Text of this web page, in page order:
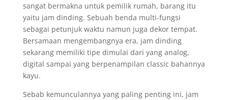
sangat bermakna untuk pemilik rumah, barang itu
yaitu jam dinding. Sebuah benda multi-fungsi
sebagai petunjuk waktu namun juga dekor tempat.
Bersamaan mengembangnya era, jam dinding
sekarang memiliki tipe dimulai dari yang analog,
digital sampai yang berpenampilan classic bahannya
kayu.
Sebab kemunculannya yang paling penting ini, jam